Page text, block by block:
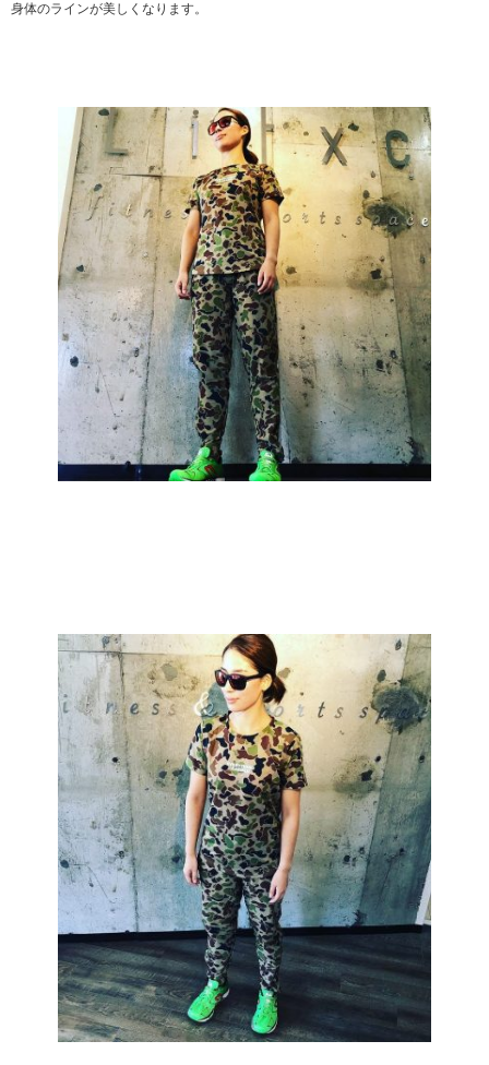
身体のラインが美しくなります。